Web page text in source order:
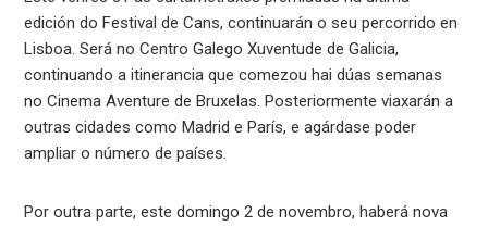
edición do Festival de Cans, continuarán o seu percorrido en
Lisboa. Será no Centro Galego Xuventude de Galicia,
continuando a itinerancia que comezou hai dúas semanas
no Cinema Aventure de Bruxelas. Posteriormente viaxarán a
outras cidades como Madrid e París, e agárdase poder
ampliar o número de países.
Por outra parte, este domingo 2 de novembro, haberá nova